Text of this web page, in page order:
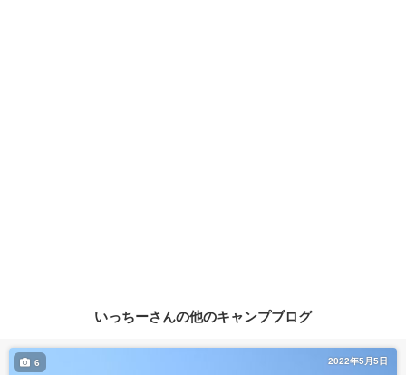
いっちーさんの他のキャンプブログ
2022年5月5日
6